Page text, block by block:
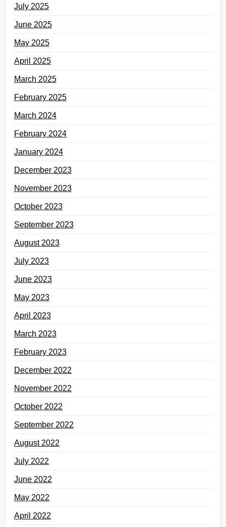
July 2025
June 2025
May 2025
April 2025
March 2025
February 2025
March 2024
February 2024
January 2024
December 2023
November 2023
October 2023
September 2023
August 2023
July 2023
June 2023
May 2023
April 2023
March 2023
February 2023
December 2022
November 2022
October 2022
September 2022
August 2022
July 2022
June 2022
May 2022
April 2022